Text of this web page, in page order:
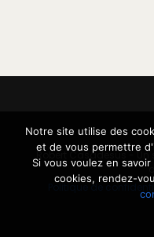
Robert Casadesus - Un
Politique de
Notre site utilise des
et de vous permettre
Si vous voulez en
cookies, rendez-